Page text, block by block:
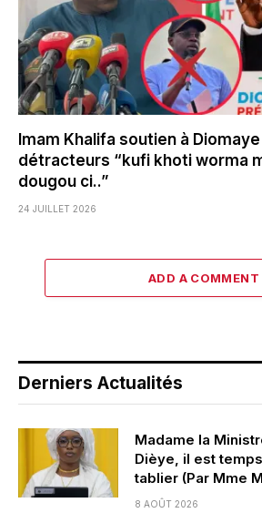
Imam Khalifa soutien à
détracteurs “kufi khoti worma
dougou ci..”
24 JUILLET 2026
ADD A COMMENT
Derniers Actualités
Madame la
Dièye, il est
tablier (Par Mme
8 AOÛT 2026